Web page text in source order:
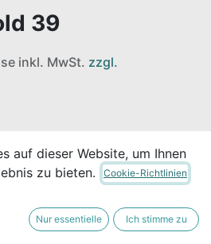
39
inkl. MwSt. zzgl.
wenn wieder
vorrätig
später speichern
auf dieser Website, um Ihnen
zu bieten.
Cookie-Richtlinien
Nur essentielle Ich stimme zu